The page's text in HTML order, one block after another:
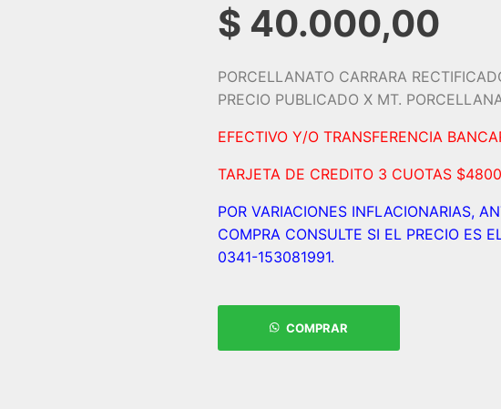
$ 40.000,00
PORCELLANATO CARRARA
PRECIO PUBLICADO X MT.
EFECTIVO Y/O TRANSFERENCIA
TARJETA DE CREDITO 3 CUOTAS
POR VARIACIONES INFLACIONARIAS,
COMPRA CONSULTE SI EL PRECIO ES
0341-153081991.
COMPRAR